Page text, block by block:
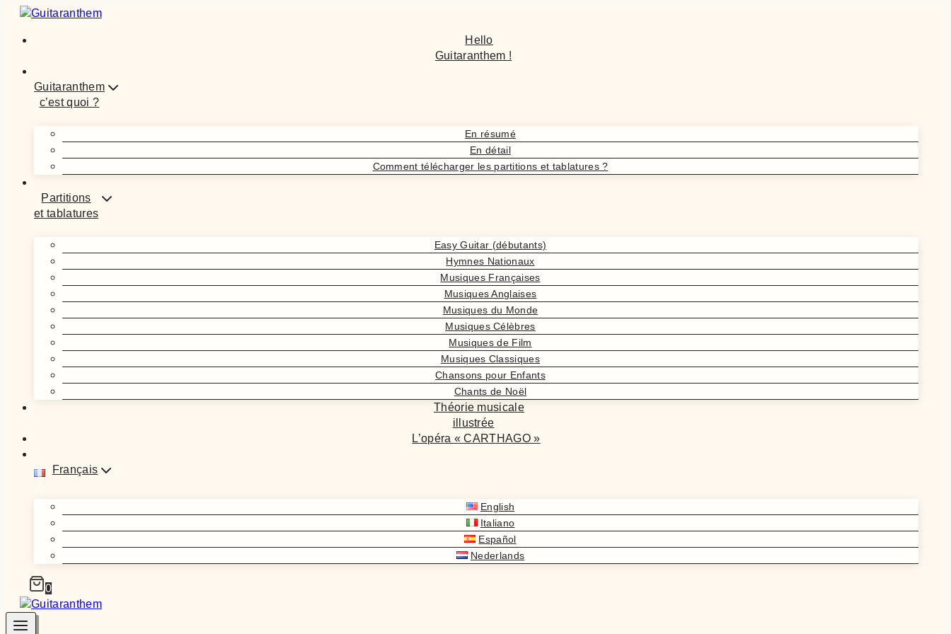
Hello
Guitaranthem !
Guitaranthem
c’est quoi ?
En résumé
En détail
Comment télécharger les partitions et tablatures ?
Partitions
et tablatures
Easy Guitar (débutants)
Hymnes Nationaux
Musiques Françaises
Musiques Anglaises
Musiques du Monde
Musiques Célèbres
Musiques de Film
Musiques Classiques
Chansons pour Enfants
Chants de Noël
Théorie musicale
illustrée
L’opéra « CARTHAGO »
Français
English
Italiano
Español
Nederlands
0